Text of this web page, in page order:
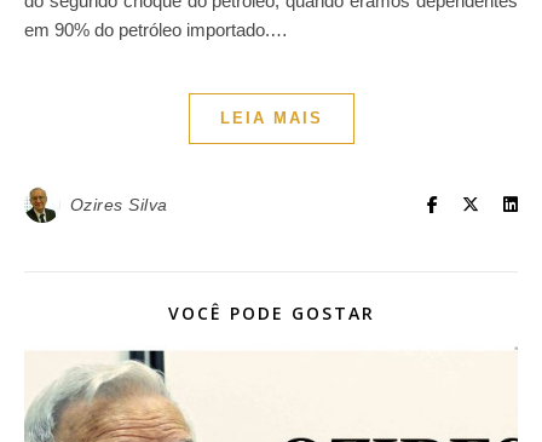
em 90% do petróleo importado.…
LEIA MAIS
Ozires Silva
VOCÊ PODE GOSTAR